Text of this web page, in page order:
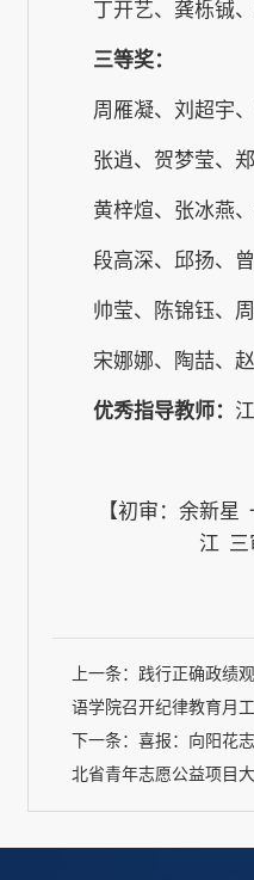
丁开艺、龚栎铖
三等奖：
周雁凝、刘超宇
张逍、贺梦莹、
黄梓煊、张冰燕
段高深、邱扬、
帅莹、陈锦钰、
宋娜娜、陶喆、
优秀指导教师：
【初审：余新
江 三
上一条： 践行正确政绩
语学院召开纪律教育月
下一条：喜报：向阳花
北省青年志愿公益项目